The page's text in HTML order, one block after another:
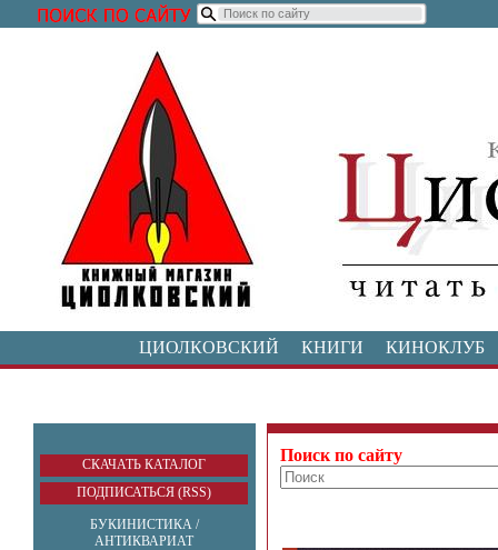
ЦИОЛКОВСКИЙ КНИГИ КИНОКЛУБ
СКАЧАТЬ КАТАЛОГ
ПОДПИСАТЬСЯ (RSS)
БУКИНИСТИКА /
АНТИКВАРИАТ
Поиск по сайту